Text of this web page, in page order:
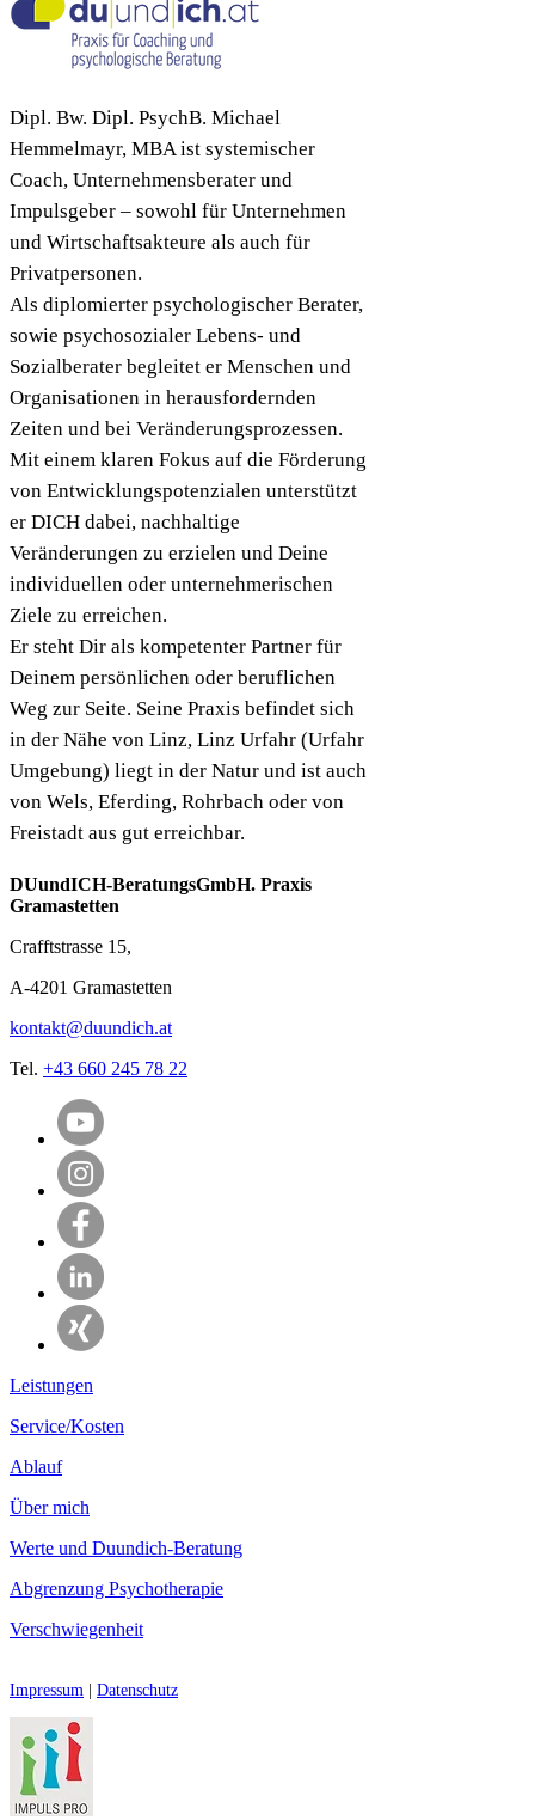
Dipl. Bw. Dipl. PsychB. Michael
Hemmelmayr, MBA ist systemischer
Coach, Unternehmensberater und
Impulsgeber – sowohl für Unternehmen
und Wirtschaftsakteure als auch für
Privatpersonen.
Als diplomierter psychologischer Berater,
sowie psychosozialer Lebens- und
Sozialberater begleitet er Menschen und
Organisationen in herausfordernden
Zeiten und bei Veränderungsprozessen.
Mit einem klaren Fokus auf die Förderung
von Entwicklungspotenzialen unterstützt
er DICH dabei, nachhaltige
Veränderungen zu erzielen und Deine
individuellen oder unternehmerischen
Ziele zu erreichen.
Er steht Dir als kompetenter Partner für
Deinem persönlichen oder beruflichen
Weg zur Seite. Seine Praxis befindet sich
in der Nähe von Linz, Linz Urfahr (Urfahr
Umgebung) liegt in der Natur und ist auch
von Wels, Eferding, Rohrbach oder von
Freistadt aus gut erreichbar.
DUundICH-BeratungsGmbH. Praxis
Gramastetten
Crafftstrasse 15,
A-4201 Gramastetten
kontakt@duundich.at
Tel. +43 660 245 78 22
Leistungen
Service/Kosten
Ablauf
Über mich
Werte und Duundich-Beratung
Abgrenzung Psychotherapie
Verschwiegenheit
Impressum | Datenschutz